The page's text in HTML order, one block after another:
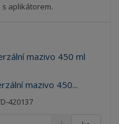
s aplikátorem.
mazivo 450...
420137